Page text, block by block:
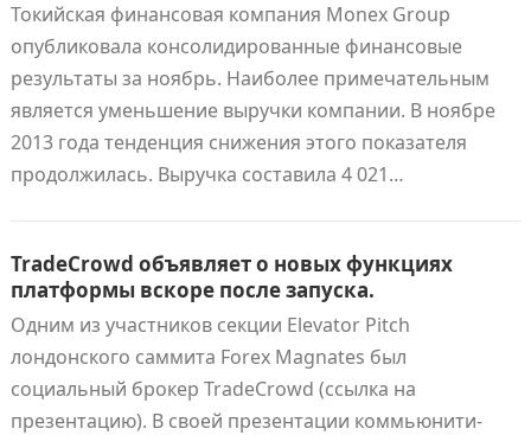
Токийская финансовая компания Monex Group
опубликовала консолидированные финансовые
результаты за ноябрь. Наиболее примечательным
является уменьшение выручки компании. В ноябре
2013 года тенденция снижения этого показателя
продолжилась. Выручка составила 4 021…
TradeCrowd объявляет о новых функциях
платформы вскоре после запуска.
Одним из участников секции Elevator Pitch
лондонского саммита Forex Magnates был
социальный брокер TradeCrowd (ссылка на
презентацию). В своей презентации коммьюнити-